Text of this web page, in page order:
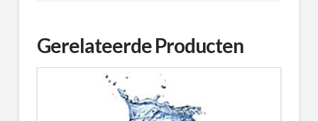
Gerelateerde Producten